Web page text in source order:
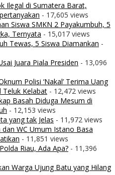
Ilegal di Sumatera Barat,
- 17,605 views
Siswa SMKN 2 Payakumbuh, 5
Ternyata - 15,017 views
Tewas, 5 Siswa Diamankan -
Juara Piala Presiden - 13,096
Polisi ‘Nakal’ Terima Uang
Teluk Kelabat - 12,472 views
Basah Diduga Mesum di
- 12,153 views
yang tak Jelas - 11,972 views
WC Umum Istano Basa
- 11,851 views
Riau, Ada Apa? - 11,396
Warga Ujung Batu yang Hilang